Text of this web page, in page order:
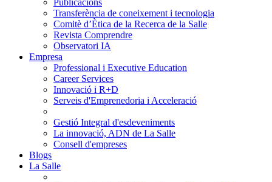
Publicacions
Transferència de coneixement i tecnologia
Comitè d’Ètica de la Recerca de la Salle
Revista Comprendre
Observatori IA
Empresa
Professional i Executive Education
Career Services
Innovació i R+D
Serveis d'Emprenedoria i Acceleració
Gestió Integral d'esdeveniments
La innovació, ADN de La Salle
Consell d'empreses
Blogs
La Salle